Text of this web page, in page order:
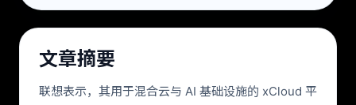
文章摘要
联想表示，其用于混合云与 AI 基础设施的 xCloud 平